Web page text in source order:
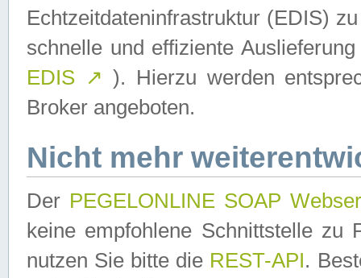
Echtzeitdateninfrastruktur (EDIS)
schnelle und effiziente
EDIS ↗ ). Hierzu werden
Broker angeboten.
Nicht mehr
Der PEGELONLINE SOAP
keine empfohlene Schnittstelle zu
nutzen Sie bitte die REST-API.